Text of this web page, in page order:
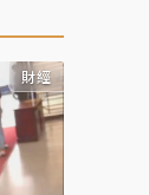
財經